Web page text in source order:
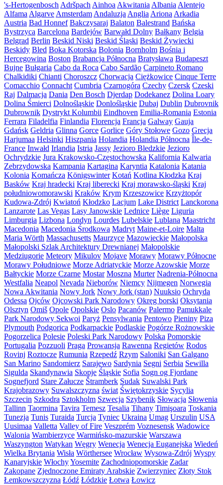
's-Hertogenbosch Adršpach Ainhoa Akwitania Albania Alentejo
Alfama Algarve Amsterdam Andaluzja Anglia Ariona Arkadia
Austria Bad Honnef Bakczysaraj Balaton Balestrand Bańska
Bystrzyca Barcelona Bardejów Barwałd Dolny Bałkany Belgia
Belgrad Berlin Beskid Niski Beskid Śląski Beskid Żywiecki
Beskidy Bled Boka Kotorska Bolonia Bornholm Bośnia i
Hercegowina Boston Brabancja Północna Bratysława Budapeszt
Bujne Bułgaria Cabo da Roca Cabo Sardão Carpineto Romano
Chalkidiki Chianti Choroszcz Chorwacja Ciężkowice Cinque Terre
Comacchio Connacht Cumbria Czarnogóra Czechy Czersk Czeski
Raj Dalmacja Dania Den Bosch Djerdap Dodekanez Dolina Loary
Dolina Śmierci Dolnośląskie Donlośląskie Dubaj Dublin Dubrovnik
Dubrownik Dystrykt Kolumbii Eindhoven Emilia-Romania Estonia
Ferrara Filadelfia Finlandia Florencja Francja Galway Gauja
Gdańsk Geldria Glinna Gorce Gorlice Góry Stołowe Gozo Grecja
Harjumaa Helsinki Hiszpania Holandia Holandia Północna Île-de-
France Inwałd Irlandia Istria Jassy Jezioro Bledzkie Jezioro
Ochrydzkie Jura Krakowsko-Częstochowska Kalifornia Kalwaria
Zebrzydowska Kampania Kartagina Karyntia Katalonia Katania
Kolonia Komańcza Königswinter Kotań Kotlina Kłodzka Kraj
Basków Kraj hradecki Kraj liberecki Kraj morawsko-śląski Kraj
południowomorawski Kraków Krym Krzeszowice Krzyżtopór
Kudowa-Zdrój Kwiatoń Kłodzko Lacjum Lake District Lanckorona
Lanzarote Las Vegas Lasy Janowskie Lednice Liège Liguria
Limburgia Lizbona Londyn Lourdes Lubelskie Lublana Maastricht
Macedonia Macedonia Środkowa Madryt Maine-et-Loire Malta
Maria Wörth Massachusetts Maurzyce Mazowieckie Małopolska
Małopolski Szlak Architektury Drewnianej Małopolskie
Medziugorie Meteory Mikulov Mojave Morawy Morawy Północne
Morawy Południowe Morze Adriatyckie Morze Azowskie Morze
Bałtyckie Morze Czarne Mostar Moszna Murter Nadrenia-Północna
Westfalia Neapol Nevada Nieborów Niemcy Nijmegen Norwegia
Nowa Akwitania Nowy Jork Nowy Jork (stan) Nuuksio Ochryda
Odessa Ojców Ojcowski Park Narodowy Okręg borski Oksytania
Olsztyn Omiš Opole Opolskie Oslo Pacanów Palermo Pamukkale
Park Narodowy Sekwoi Paryż Pensylwania Pentowo Pieniny Piza
Plymouth Podgorica Podkarpackie Podlaskie Pogórze Rożnowskie
Pogorzelica Polesie Poleski Park Narodowy Polska Pomorskie
Portugalia Pozzuoli Praga Prowansja Rawenna Regietów Rodos
Rovinj Roztocze Rumunia Rzepedź Rzym Saloniki San Galgano
San Marino Sandomierz Sarajewo Sardynia Segni Serbia Sewilla
Sigulda Skandynawia Skopje Śląskie Sofia Sogn og Fjordane
Sognefjord Stare Załucze Štramberk Sudak Suwalski Park
Krajobrazowy Suwalszczyzna świat Świętokrzyskie Sycylia
Szczecin Szkodra Sztokholm Szwecja Szybenik Słowacja Słowenia
Tallinn Taormina Tavira Temesz Tesalia Tihany Timişoara Toskania
Tunezja Tunis Turaida Turcja Tyniec Ukraina Umag Urszulin USA
Uusimaa Valletta Valley of Fire Veszprém Voznesensk Wadowice
Walonia Wambierzyce Warmińsko-mazurskie Warszawa
Waszyngton Watykan Węgry Wenecja Wenecja Euganejska Wiedeń
Wielka Brytania Wisła Wörthersee Wrocław Wysowa-Zdrój Wyspy
Kanaryjskie WłochyYosemite Zachodniopomorskie Zadar
Zakopane Zjednoczone Emiraty Arabskie Zwierzyniec Złoty Stok
Łemkowszczyzna Łódź Łódzkie Łotwa Łowicz